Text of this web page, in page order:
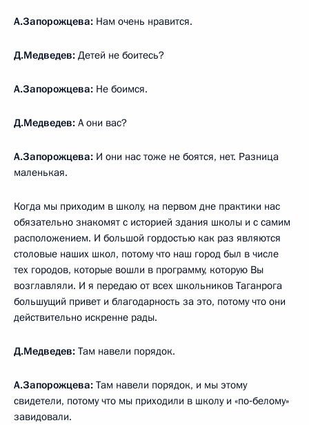
А.Запорожцева: Нам очень нравится.
Д.Медведев: Детей не боитесь?
А.Запорожцева: Не боимся.
Д.Медведев: А они вас?
А.Запорожцева: И они нас тоже не боятся, нет. Разница
маленькая.
Когда мы приходим в школу, на первом дне практики нас
обязательно знакомят с историей здания школы и с самим
расположением. И большой гордостью как раз являются
столовые наших школ, потому что наш город был в числе
тех городов, которые вошли в программу, которую Вы
возглавляли. И я передаю от всех школьников Таганрога
большущий привет и благодарность за это, потому что они
действительно искренне рады.
Д.Медведев: Там навели порядок.
А.Запорожцева: Там навели порядок, и мы этому
свидетели, потому что мы приходили в школу и «по‑белому»
завидовали.